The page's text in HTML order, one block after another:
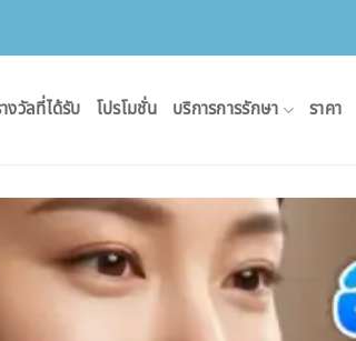
งวัลที่ได้รับ โปรโมชั่น บริการการรักษา ราคา